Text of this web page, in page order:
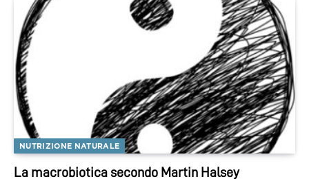
NUTRIZIONE NATURALE
La macrobiotica secondo Martin Halsey